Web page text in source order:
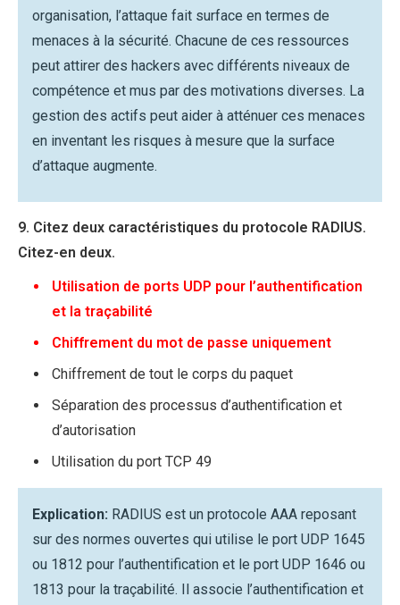
organisation, l’attaque fait surface en termes de
menaces à la sécurité. Chacune de ces ressources
peut attirer des hackers avec différents niveaux de
compétence et mus par des motivations diverses. La
gestion des actifs peut aider à atténuer ces menaces
en inventant les risques à mesure que la surface
d’attaque augmente.
9. Citez deux caractéristiques du protocole RADIUS.
Citez-en deux.
Utilisation de ports UDP pour l’authentification
et la traçabilité
Chiffrement du mot de passe uniquement
Chiffrement de tout le corps du paquet
Séparation des processus d’authentification et
d’autorisation
Utilisation du port TCP 49
Explication: RADIUS est un protocole AAA reposant
sur des normes ouvertes qui utilise le port UDP 1645
ou 1812 pour l’authentification et le port UDP 1646 ou
1813 pour la traçabilité. Il associe l’authentification et